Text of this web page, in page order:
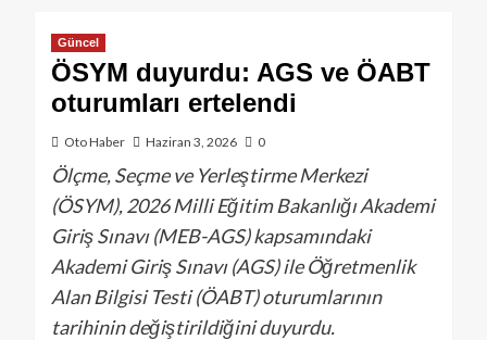
Güncel
ÖSYM duyurdu: AGS ve ÖABT
oturumları ertelendi
Oto Haber Haziran 3, 2026 0
Ölçme, Seçme ve Yerleştirme Merkezi
(ÖSYM), 2026 Milli Eğitim Bakanlığı Akademi
Giriş Sınavı (MEB-AGS) kapsamındaki
Akademi Giriş Sınavı (AGS) ile Öğretmenlik
Alan Bilgisi Testi (ÖABT) oturumlarının
tarihinin değiştirildiğini duyurdu.